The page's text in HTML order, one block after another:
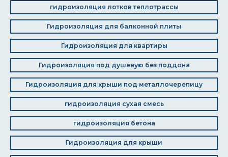
гидроизоляция лотков теплотрассы
Гидроизоляция для балконной плиты
Гидроизоляция для квартиры
Гидроизоляция под душевую без поддона
Гидроизоляция для крыши под металлочерепицу
гидроизоляция сухая смесь
гидроизоляция бетона
Гидроизоляция для крыши